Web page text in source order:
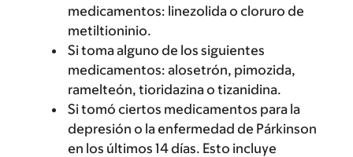
medicamentos: linezolida o cloruro de
metiltioninio.
Si toma alguno de los siguientes
medicamentos: alosetrón, pimozida,
ramelteón, tioridazina o tizanidina.
Si tomó ciertos medicamentos para la
depresión o la enfermedad de Párkinson
en los últimos 14 días. Esto incluye